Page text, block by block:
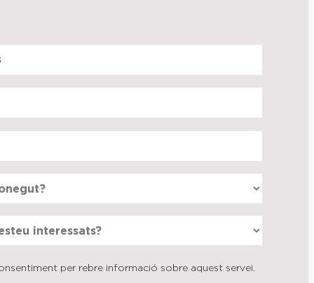
per rebre informació sobre aquest servei.